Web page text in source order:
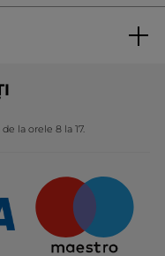
la distanță a
la orele 8 la 17.